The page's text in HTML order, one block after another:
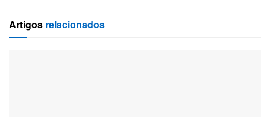
Artigos relacionados